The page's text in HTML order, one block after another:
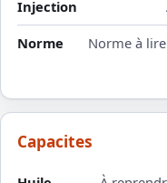
Injection
Norme
Norme à
Capacites